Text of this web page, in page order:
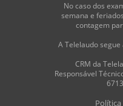
No caso dos
semana e
contagem
A Telelaudo
CRM da
Responsável